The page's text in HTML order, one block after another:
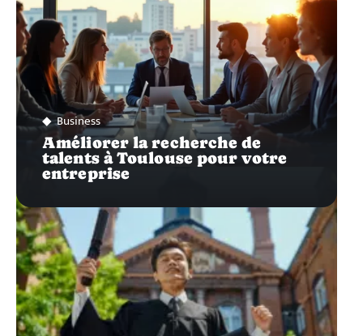
Business
Améliorer la recherche de
talents à Toulouse pour votre
entreprise